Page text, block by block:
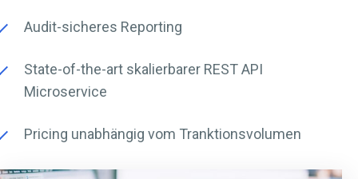
Audit-sicheres Reporting
State-of-the-art skalierbarer REST API
Microservice
Pricing unabhängig vom Tranktionsvolumen